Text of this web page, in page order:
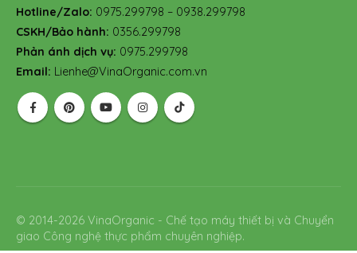
Hotline/Zalo: 0975.299798 – 0938.299798
CSKH/Bảo hành: 0356.299798
Phản ánh dịch vụ: 0975.299798
Email: Lienhe@VinaOrganic.com.vn
© 2014-2026 VinaOrganic - Chế tạo máy thiết bị và Chuyển
giao Công nghệ thực phẩm chuyên nghiệp.